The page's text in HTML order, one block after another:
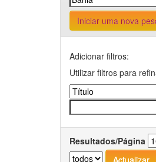
Iniciar uma nova
Adicionar filtros:
Utilizar filtros para
Resultados/Página